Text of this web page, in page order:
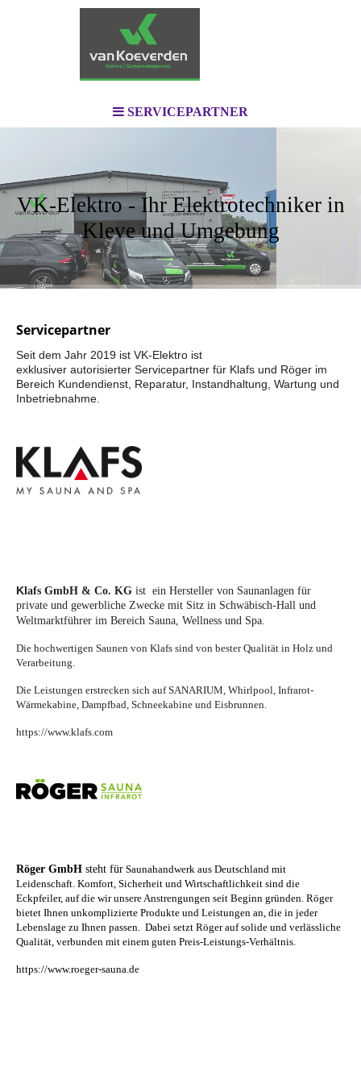
SERVICEPARTNER
VK-Elektro - Ihr Elektrotechniker in
Kleve und Umgebung
Servicepartner
Seit dem Jahr 2019 ist VK-Elektro ist
exklusiver autorisierter Servicepartner für Klafs und Röger im
Bereich Kundendienst, Reparatur, Instandhaltung, Wartung und
Inbetriebnahme.
Klafs GmbH & Co. KG ist ein Hersteller von Saunanlagen für
private und gewerbliche Zwecke mit Sitz in Schwäbisch-Hall und
Weltmarktführer im Bereich Sauna, Wellness und Spa.
Die hochwertigen Saunen von Klafs sind von bester Qualität in Holz und
Verarbeitung.
Die Leistungen erstrecken sich auf SANARIUM, Whirlpool, Infrarot-
Wärmekabine, Dampfbad, Schneekabine und Eisbrunnen.
https://www.klafs.com
Röger GmbH steht für Saunahandwerk aus Deutschland mit
Leidenschaft. Komfort, Sicherheit und Wirtschaftlichkeit sind die
Eckpfeiler, auf die wir unsere Anstrengungen seit Beginn gründen. Röger
bietet Ihnen unkomplizierte Produkte und Leistungen an, die in jeder
Lebenslage zu Ihnen passen. Dabei setzt Röger auf solide und verlässliche
Qualität, verbunden mit einem guten Preis-Leistungs-Verhältnis.
https://www.roeger-sauna.de